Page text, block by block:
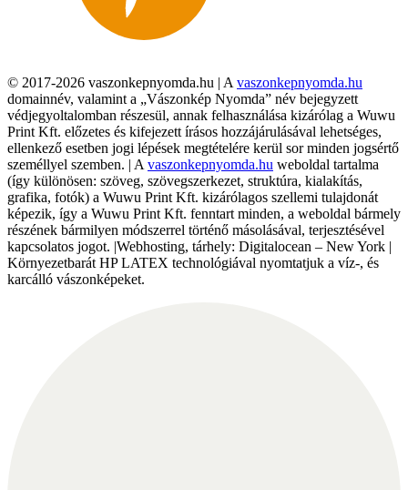
© 2017-2026 vaszonkepnyomda.hu | A vaszonkepnyomda.hu
domainnév, valamint a „Vászonkép Nyomda” név bejegyzett
védjegyoltalomban részesül, annak felhasználása kizárólag a Wuwu
Print Kft. előzetes és kifejezett írásos hozzájárulásával lehetséges,
ellenkező esetben jogi lépések megtételére kerül sor minden jogsértő
személlyel szemben. | A vaszonkepnyomda.hu weboldal tartalma
(így különösen: szöveg, szövegszerkezet, struktúra, kialakítás,
grafika, fotók) a Wuwu Print Kft. kizárólagos szellemi tulajdonát
képezik, így a Wuwu Print Kft. fenntart minden, a weboldal bármely
részének bármilyen módszerrel történő másolásával, terjesztésével
kapcsolatos jogot. |Webhosting, tárhely: Digitalocean – New York |
Környezetbarát HP LATEX technológiával nyomtatjuk a víz-, és
karcálló vászonképeket.